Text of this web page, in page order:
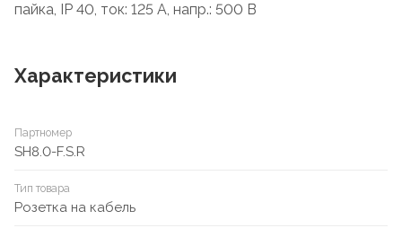
пайка, IP 40, ток: 125 А, напр.: 500 В
Характеристики
Партномер
SH8.0-F.S.R
Тип товара
Розетка на кабель